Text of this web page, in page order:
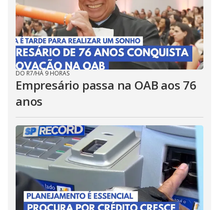
DO R7/HÁ 9 HORAS
Empresário passa na OAB aos 76
anos